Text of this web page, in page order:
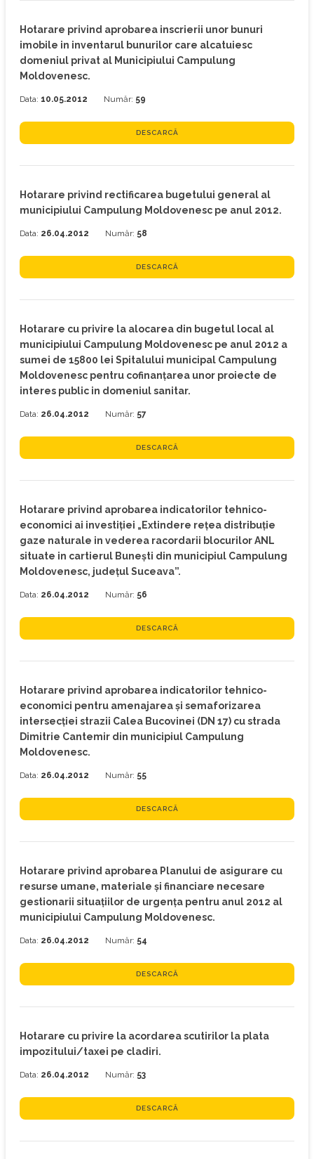
Hotarare privind aprobarea inscrierii unor bunuri
imobile in inventarul bunurilor care alcatuiesc
domeniul privat al Municipiului Campulung
Moldovenesc.
Data: 10.05.2012 Număr: 59
DESCARCĂ
Hotarare privind rectificarea bugetului general al
municipiului Campulung Moldovenesc pe anul 2012.
Data: 26.04.2012 Număr: 58
DESCARCĂ
Hotarare cu privire la alocarea din bugetul local al
municipiului Campulung Moldovenesc pe anul 2012 a
sumei de 15800 lei Spitalului municipal Campulung
Moldovenesc pentru cofinanţarea unor proiecte de
interes public in domeniul sanitar.
Data: 26.04.2012 Număr: 57
DESCARCĂ
Hotarare privind aprobarea indicatorilor tehnico-
economici ai investiţiei „Extindere reţea distribuţie
gaze naturale in vederea racordarii blocurilor ANL
situate in cartierul Buneşti din municipiul Campulung
Moldovenesc, judeţul Suceava”.
Data: 26.04.2012 Număr: 56
DESCARCĂ
Hotarare privind aprobarea indicatorilor tehnico-
economici pentru amenajarea şi semaforizarea
intersecţiei strazii Calea Bucovinei (DN 17) cu strada
Dimitrie Cantemir din municipiul Campulung
Moldovenesc.
Data: 26.04.2012 Număr: 55
DESCARCĂ
Hotarare privind aprobarea Planului de asigurare cu
resurse umane, materiale şi financiare necesare
gestionarii situaţiilor de urgenţa pentru anul 2012 al
municipiului Campulung Moldovenesc.
Data: 26.04.2012 Număr: 54
DESCARCĂ
Hotarare cu privire la acordarea scutirilor la plata
impozitului/taxei pe cladiri.
Data: 26.04.2012 Număr: 53
DESCARCĂ